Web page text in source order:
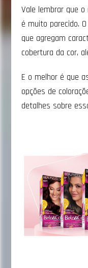
Vale lembrar que
é muito parecido.
que agregam
cobertura da cor,
E o melhor é que
opções de
detalhes sobre